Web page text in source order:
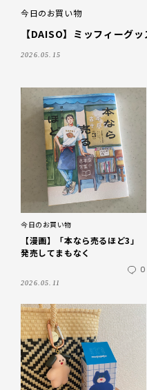
今日のお買い物
【DAISO】ミッフィーグッ
2026.05.15
今日のお買い物
【漫画】「本なら売るほど3」
発売してまもなく
2026.05.11
0